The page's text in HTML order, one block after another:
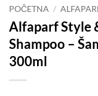
POČETNA /
Alfaparf Style
Shampoo –
300ml